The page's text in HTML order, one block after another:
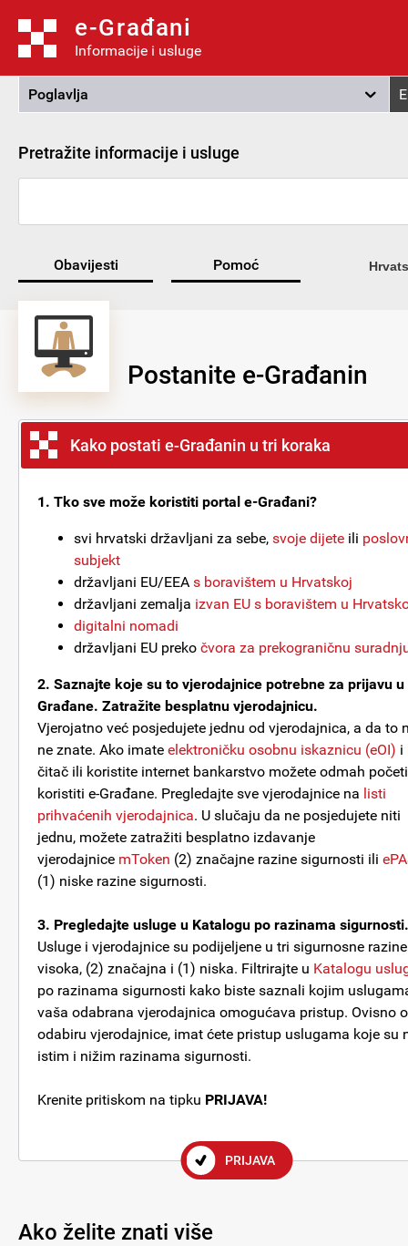
e-Građani
Informacije i usluge
Poglavlja
Pretražite informacije i usluge
Obavijesti Pomoć
Postanite e-Građanin
Kako postati e-Građanin u tri koraka
1. Tko sve može koristiti portal e-Građani?
svi hrvatski državljani za sebe, svoje dijete ili
subjekt
državljani EU/EEA s boravištem u Hrvatskoj
državljani zemalja izvan EU s boravištem u
digitalni nomadi
državljani EU preko čvora za prekograničnu
2. Saznajte koje su to vjerodajnice potrebne za prijavu u
Građane. Zatražite besplatnu vjerodajnicu.
Vjerojatno već posjedujete jednu od vjerodajnica, a da to
ne znate. Ako imate elektroničku osobnu iskaznicu (eOI) i
čitač ili koristite internet bankarstvo možete odmah početi
koristiti e-Građane. Pregledajte sve vjerodajnice na listi
prihvaćenih vjerodajnica. U slučaju da ne posjedujete niti
jednu, možete zatražiti besplatno izdavanje
vjerodajnice mToken (2) značajne razine sigurnosti ili
(1) niske razine sigurnosti.
3. Pregledajte usluge u Katalogu po razinama sigurnosti.
Usluge i vjerodajnice su podijeljene u tri sigurnosne
visoka, (2) značajna i (1) niska. Filtrirajte u Katalogu
po razinama sigurnosti kako biste saznali kojim
vaša odabrana vjerodajnica omogućava pristup. Ovisno o
odabiru vjerodajnice, imat ćete pristup uslugama koje su
istim i nižim razinama sigurnosti.
Krenite pritiskom na tipku PRIJAVA!
PRIJAVA
Ako želite znati više